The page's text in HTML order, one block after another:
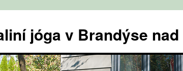
jóga v Brandýse nad